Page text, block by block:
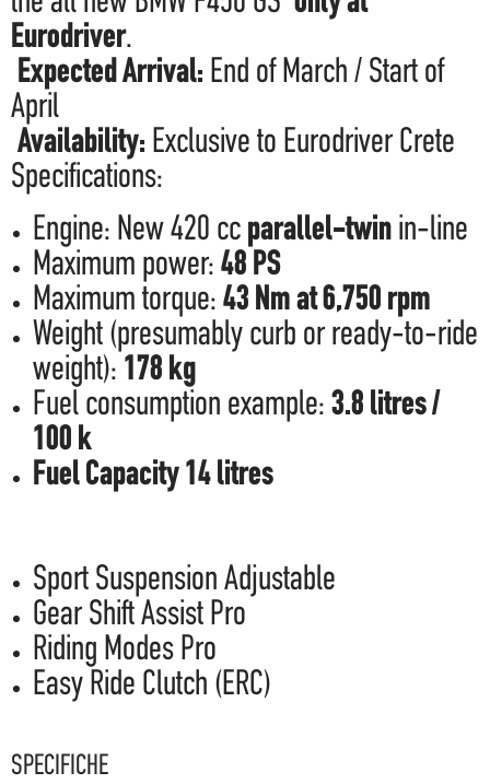
Eurodriver.
Expected Arrival: End of March / Start of
April
Availability: Exclusive to Eurodriver Crete
Specifications:
Engine: New 420 cc parallel-twin in-line
Maximum power: 48 PS
Maximum torque: 43 Nm at 6,750 rpm
Weight (presumably curb or ready-to-ride
weight): 178 kg
Fuel consumption example: 3.8 litres /
100 k
Fuel Capacity 14 litres
Sport Suspension Adjustable
Gear Shift Assist Pro
Riding Modes Pro
Easy Ride Clutch (ERC)
SPECIFICHE